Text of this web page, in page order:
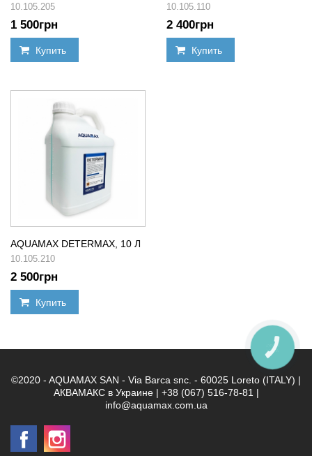
10.105.205
1 500грн
Купить
10.105.110
2 400грн
Купить
AQUAMAX DETERMAX, 10 Л
10.105.210
2 500грн
Купить
©2020 - AQUAMAX SAN - Via Barca snc. - 60025 Loreto (ITALY) |
АКВАМАКС в Украине | +38 (067) 516-78-81 |
info@aquamax.com.ua
КНОПКА
ЗВ'ЯЗКУ